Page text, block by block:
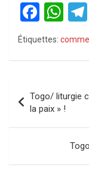
F
a
ce
o
o
k
W
at
A
p
p
Étiquettes:
de
l’article
Togo/ liturgie
la paix » !